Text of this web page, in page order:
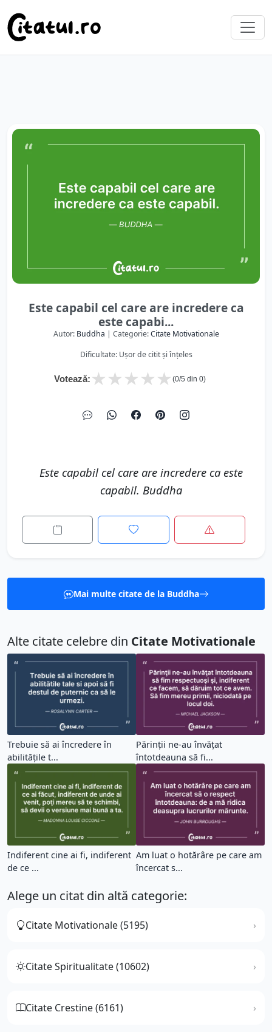
Este capabil cel care are incredere ca
este capabi...
Autor: Buddha | Categorie:Citate Motivationale
Dificultate: Ușor de citit și înțeles
Votează: ★
★
★
★
★ (0/5 din 0)
Este capabil cel care are incredere ca este
capabil. Buddha
Mai multe citate de la Buddha
Alte citate celebre din Citate Motivationale
Trebuie să ai încredere în
abilitățile t...
Părinţii ne-au învăţat
întotdeauna să fi...
Indiferent cine ai fi, indiferent
de ce ...
Am luat o hotărâre pe care am
încercat s...
Alege un citat din altă categorie:
Citate Motivationale (5195)
Citate Spiritualitate (10602)
Citate Crestine (6161)